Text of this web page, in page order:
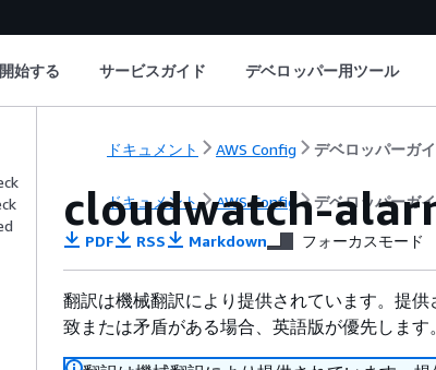
開始する サービスガイド デベロッパー用ツール
ドキュメント AWS Config デベロッパーガ
ドキュメント AWS Config デベロッパーガ
cloudwatch-
PDF RSS Markdown フォーカスモード
翻訳は機械翻訳により提供されています。提
致または矛盾がある場合、英語版が優先します。